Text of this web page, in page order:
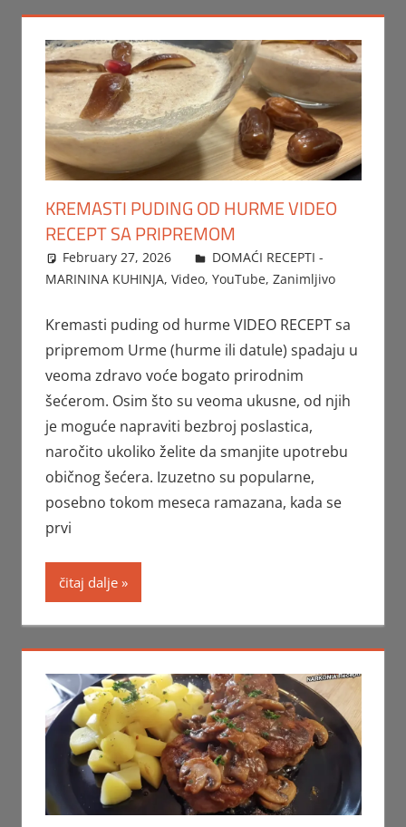
KREMASTI PUDING OD HURME VIDEO
RECEPT SA PRIPREMOM
February 27, 2026 FTorgAdmin
DOMAĆI RECEPTI -
MARININA KUHINJA, Video, YouTube, Zanimljivo
Kremasti puding od hurme VIDEO RECEPT sa
pripremom Urme (hurme ili datule) spadaju u
veoma zdravo voće bogato prirodnim
šećerom. Osim što su veoma ukusne, od njih
je moguće napraviti bezbroj poslastica,
naročito ukoliko želite da smanjite upotrebu
običnog šećera. Izuzetno su popularne,
posebno tokom meseca ramazana, kada se
prvi
čitaj dalje